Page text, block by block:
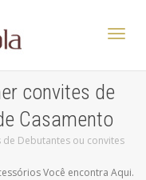
convites de
Casamento
Debutantes ou convites
Você encontra Aqui.